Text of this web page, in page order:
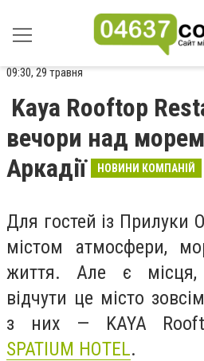
09:30, 29 травня
Kaya Rooftop
вечори над морем
Аркадії
НОВИНИ КОМПАНІЙ
Для гостей із Прилуки
містом атмосфери,
життя. Але є місця,
відчути це місто
з них — KAYA
SPATIUM HOTEL.